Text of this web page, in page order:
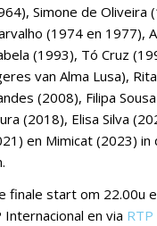
Simone de Oliveira
(1974 en 1977),
(1993), Tó Cruz
van Alma Lusa),
(2008), Filipa
(2018), Elisa Silva
en Mimicat (2023) in
finale start om 22.00u
Internacional en via RTP